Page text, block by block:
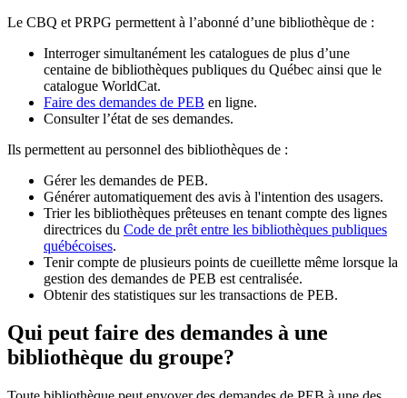
Le CBQ et PRPG permettent à l’abonné d’une bibliothèque de :
Interroger simultanément les catalogues de plus d’une
centaine de bibliothèques publiques du Québec ainsi que le
catalogue WorldCat.
Faire des demandes de PEB en ligne.
Consulter l’état de ses demandes.
Ils permettent au personnel des bibliothèques de :
Gérer les demandes de PEB.
Générer automatiquement des avis à l'intention des usagers.
Trier les bibliothèques prêteuses en tenant compte des lignes
directrices du Code de prêt entre les bibliothèques publiques
québécoises.
Tenir compte de plusieurs points de cueillette même lorsque la
gestion des demandes de PEB est centralisée.
Obtenir des statistiques sur les transactions de PEB.
Qui peut faire des demandes à une
bibliothèque du groupe?